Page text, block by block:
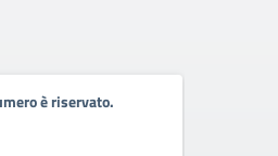
è riservato.